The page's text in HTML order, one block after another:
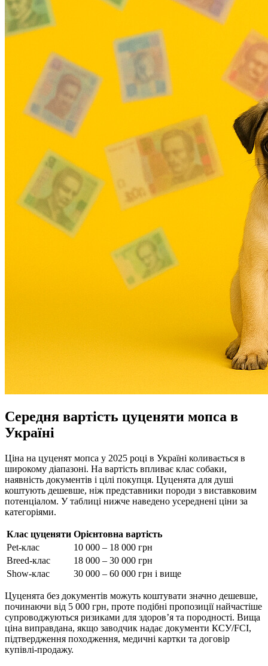
Середня вартість цуценяти мопса в
Україні
Ціна на цуценят мопса у 2025 році в Україні коливається в
широкому діапазоні. На вартість впливає клас собаки,
наявність документів і цілі покупця. Цуценята для душі
коштують дешевше, ніж представники породи з виставковим
потенціалом. У таблиці нижче наведено усереднені ціни за
категоріями.
Клас цуценяти Орієнтовна вартість
Pet-клас
10 000 – 18 000 грн
Breed-клас
18 000 – 30 000 грн
Show-клас
30 000 – 60 000 грн і вище
Цуценята без документів можуть коштувати значно дешевше,
починаючи від 5 000 грн, проте подібні пропозиції найчастіше
супроводжуються ризиками для здоров’я та породності. Вища
ціна виправдана, якщо заводчик надає документи КСУ/FCI,
підтвердження походження, медичні картки та договір
купівлі-продажу.